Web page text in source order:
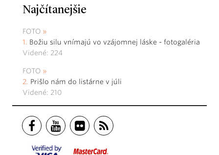
Najčítanejšie
FOTO
Božiu silu vnímajú vo vzájomnej láske - fotogaléria
Videné: 224
FOTO
Prišlo nám do listárne v júli
Videné: 210